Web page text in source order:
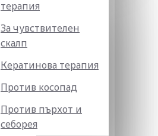
терапия
За чувствителен
скалп
Кератинова терапия
Против косопад
Против пърхот и
себорея